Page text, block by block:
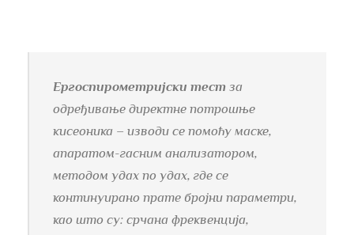
Ергоспирометријски тест за
одређивање директне потрошње
кисеоника – изводи се помоћу маске,
апаратом-гасним анализатором,
методом удах по удах, где се
континуирано прате бројни параметри,
као што су: срчана фреквенција,